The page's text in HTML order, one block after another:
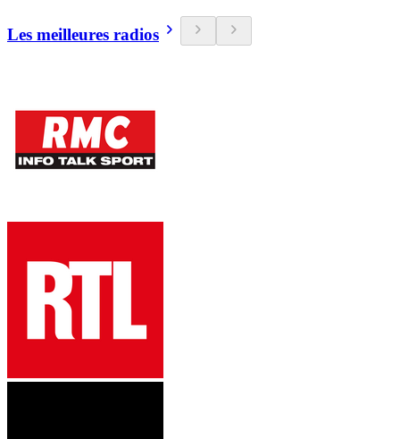
Les meilleures radios